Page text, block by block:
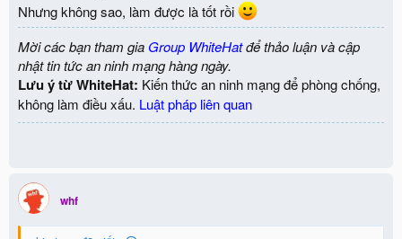
Nhưng không sao, làm được là tốt rồi
Mời các bạn tham gia Group WhiteHatđể thảo luận và cập
nhật tin tức an ninh mạng hàng ngày.
Lưu ý từ WhiteHat: Kiến thức an ninh mạng để phòng chống,
không làm điều xấu. Luật pháp liên quan
whf